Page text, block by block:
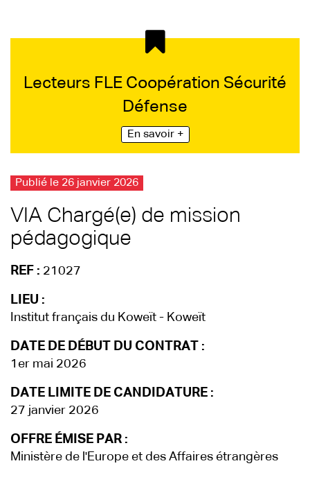
Lecteurs FLE Coopération Sécurité
Défense
En savoir +
Publié le 26 janvier 2026
VIA Chargé(e) de mission
pédagogique
REF : 21027
LIEU :
Institut français du Koweït - Koweït
DATE DE DÉBUT DU CONTRAT :
1er mai 2026
DATE LIMITE DE CANDIDATURE :
27 janvier 2026
OFFRE ÉMISE PAR :
Ministère de l'Europe et des Affaires étrangères